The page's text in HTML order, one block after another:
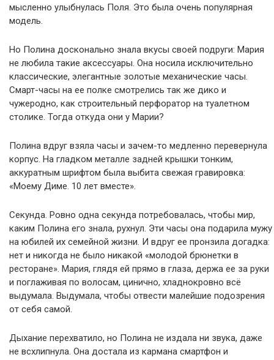
мысленно улыбнулась Поля. Это была очень популярная
модель.
Но Полина досконально знала вкусы своей подруги: Мария
не любила такие аксессуары. Она носила исключительно
классические, элегантные золотые механические часы.
Смарт-часы на ее полке смотрелись так же дико и
чужеродно, как строительный перфоратор на туалетном
столике. Тогда откуда они у Марии?
Полина вдруг взяла часы и зачем-то медленно перевернула
корпус. На гладком металле задней крышки тонким,
аккуратным шрифтом была выбита свежая гравировка:
«Моему Диме. 10 лет вместе».
Секунда. Ровно одна секунда потребовалась, чтобы мир,
каким Полина его знала, рухнул. Эти часы она подарила мужу
на юбилей их семейной жизни. И вдруг ее пронзила догадка:
нет и никогда не было никакой «молодой брюнетки в
ресторане». Мария, глядя ей прямо в глаза, держа ее за руки
и поглаживая по волосам, цинично, хладнокровно всё
выдумала. Выдумала, чтобы отвести малейшие подозрения
от себя самой.
Дыхание перехватило, но Полина не издала ни звука, даже
не всхлипнула. Она достала из кармана смартфон и